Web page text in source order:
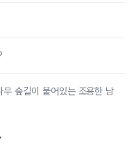
숲길이 붙어있는 조용한 남